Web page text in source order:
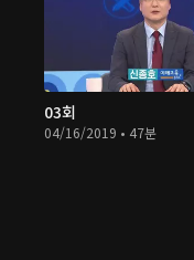
03회
04/16/2019 • 47분